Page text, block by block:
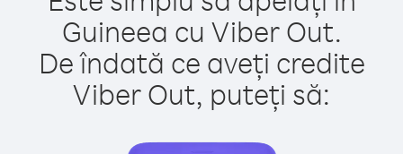
Guineea cu Viber Out.
De îndată ce aveți credite
Viber Out, puteți să: